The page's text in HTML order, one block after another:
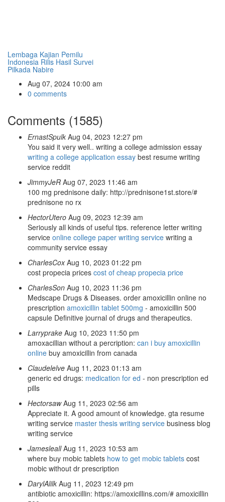
Lembaga Kajian Pemilu
Indonesia Rilis Hasil Survei
Pilkada Nabire
Aug 07, 2024 10:00 am
0 comments
Comments (1585)
ErnastSpulk Aug 04, 2023 12:27 pm
You said it very well.. writing a college admission essay
writing a college application essay best resume writing
service reddit
JimmyJeR Aug 07, 2023 11:46 am
100 mg prednisone daily: http://prednisone1st.store/#
prednisone no rx
HectorUtero Aug 09, 2023 12:39 am
Seriously all kinds of useful tips. reference letter writing
service online college paper writing service writing a
community service essay
CharlesCox Aug 10, 2023 01:22 pm
cost propecia prices cost of cheap propecia price
CharlesSon Aug 10, 2023 11:36 pm
Medscape Drugs & Diseases. order amoxicillin online no
prescription amoxicillin tablet 500mg - amoxicillin 500
capsule Definitive journal of drugs and therapeutics.
Larryprake Aug 10, 2023 11:50 pm
amoxacillian without a percription: can i buy amoxicillin
online buy amoxicillin from canada
Claudelelve Aug 11, 2023 01:13 am
generic ed drugs: medication for ed - non prescription ed
pills
Hectorsaw Aug 11, 2023 02:56 am
Appreciate it. A good amount of knowledge. gta resume
writing service master thesis writing service business blog
writing service
Jamesleall Aug 11, 2023 10:53 am
where buy mobic tablets how to get mobic tablets cost
mobic without dr prescription
DarylAlilk Aug 11, 2023 12:49 pm
antibiotic amoxicillin: https://amoxicillins.com/# amoxicillin